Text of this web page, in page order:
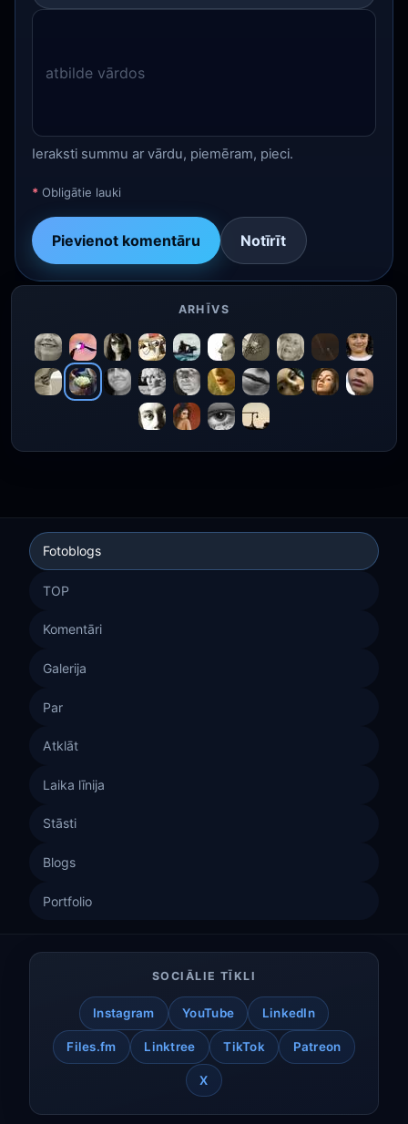
Ieraksti summu ar vārdu, piemēram, pieci.
* Obligātie lauki
Pievienot komentāru Notīrīt
ARHĪVS
Fotoblogs
TOP
Komentāri
Galerija
Par
Atklāt
Laika līnija
Stāsti
Blogs
Portfolio
SOCIĀLIE TĪKLI
Instagram YouTube LinkedIn
Files.fm Linktree TikTok Patreon
X